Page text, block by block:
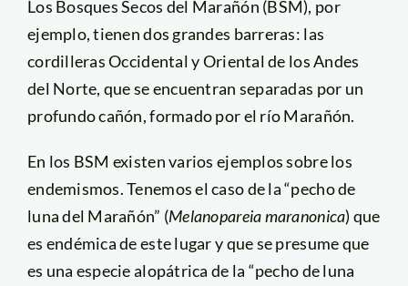
Los Bosques Secos del Marañón (BSM), por
ejemplo, tienen dos grandes barreras: las
cordilleras Occidental y Oriental de los Andes
del Norte, que se encuentran separadas por un
profundo cañón, formado por el río Marañón.
En los BSM existen varios ejemplos sobre los
endemismos. Tenemos el caso de la “pecho de
luna del Marañón” (Melanopareia maranonica) que
es endémica de este lugar y que se presume que
es una especie alopátrica de la “pecho de luna